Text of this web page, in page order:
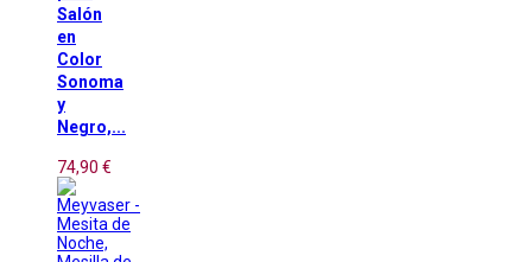
Salón
en
Color
Sonoma
y
Negro,...
74,90 €